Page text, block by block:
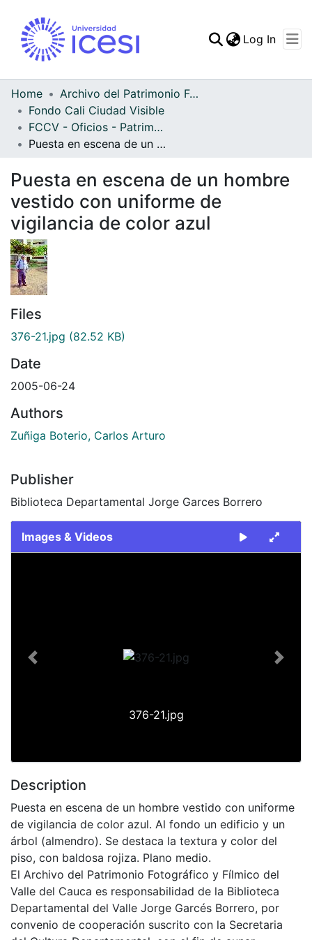
Log In
Home
Archivo del Patrimonio Fotográfico y Fílmico del Valle del Cauca
Fondo Cali Ciudad Visible
FCCV - Oficios - Patrimonial
Puesta en escena de un hombre vestido con uniforme de vigilancia de color azul
Puesta en escena de un hombre
vestido con uniforme de
vigilancia de color azul
Files
376-21.jpg (82.52 KB)
Date
2005-06-24
Authors
Zuñiga Boterio, Carlos Arturo
Publisher
Biblioteca Departamental Jorge Garces Borrero
Images & Videos
376-21.jpg
Previous Next
Description
Puesta en escena de un hombre vestido con uniforme
de vigilancia de color azul. Al fondo un edificio y un
árbol (almendro). Se destaca la textura y color del
piso, con baldosa rojiza. Plano medio.
El Archivo del Patrimonio Fotográfico y Fílmico del
Valle del Cauca es responsabilidad de la Biblioteca
Departamental del Valle Jorge Garcés Borrero, por
convenio de cooperación suscrito con la Secretaria